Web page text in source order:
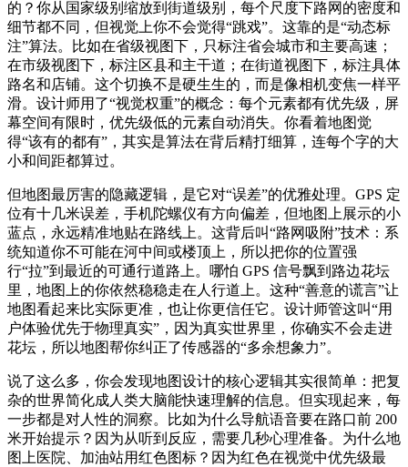
的？你从国家级别缩放到街道级别，每个尺度下路网的密度和
细节都不同，但视觉上你不会觉得“跳戏”。这靠的是“动态标
注”算法。比如在省级视图下，只标注省会城市和主要高速；
在市级视图下，标注区县和主干道；在街道视图下，标注具体
路名和店铺。这个切换不是硬生生的，而是像相机变焦一样平
滑。设计师用了“视觉权重”的概念：每个元素都有优先级，屏
幕空间有限时，优先级低的元素自动消失。你看着地图觉
得“该有的都有”，其实是算法在背后精打细算，连每个字的大
小和间距都算过。
但地图最厉害的隐藏逻辑，是它对“误差”的优雅处理。GPS 定
位有十几米误差，手机陀螺仪有方向偏差，但地图上展示的小
蓝点，永远精准地贴在路线上。这背后叫“路网吸附”技术：系
统知道你不可能在河中间或楼顶上，所以把你的位置强
行“拉”到最近的可通行道路上。哪怕 GPS 信号飘到路边花坛
里，地图上的你依然稳稳走在人行道上。这种“善意的谎言”让
地图看起来比实际更准，也让你更信任它。设计师管这叫“用
户体验优先于物理真实”，因为真实世界里，你确实不会走进
花坛，所以地图帮你纠正了传感器的“多余想象力”。
说了这么多，你会发现地图设计的核心逻辑其实很简单：把复
杂的世界简化成人类大脑能快速理解的信息。但实现起来，每
一步都是对人性的洞察。比如为什么导航语音要在路口前 200
米开始提示？因为从听到反应，需要几秒心理准备。为什么地
图上医院、加油站用红色图标？因为红色在视觉中优先级最